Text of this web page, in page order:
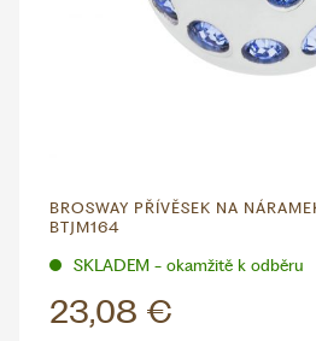
BROSWAY PŘÍVĚSEK NA
BTJM164
SKLADEM - okamžitě k odběru
23,08 €